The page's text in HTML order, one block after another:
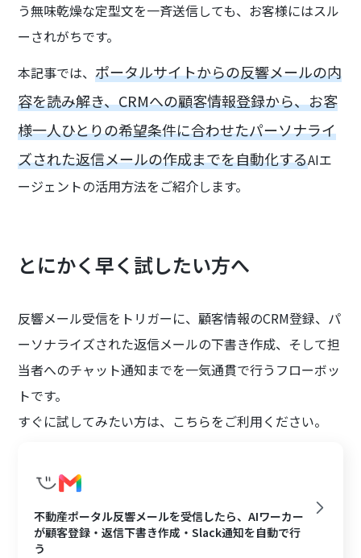
う無味乾燥な定型文を一斉送信しても、お客様にはスル
ーされがちです。
本記事では、ポータルサイトからの反響メールの内
容を読み解き、CRMへの顧客情報登録から、お客
様一人ひとりの希望条件に合わせたパーソナライ
ズされた返信メールの作成までを自動化するAIエ
ージェントの活用方法をご紹介します。
とにかく早く試したい方へ
反響メール受信をトリガーに、顧客情報のCRM登録、パ
ーソナライズされた返信メールの下書き作成、そして担
当者へのチャット通知までを一気通貫で行うフローボッ
トです。
すぐに試してみたい方は、こちらをご利用ください。
不動産ポータル反響メールを受信したら、AIワーカー
が顧客登録・返信下書き作成・Slack通知を自動で行
う